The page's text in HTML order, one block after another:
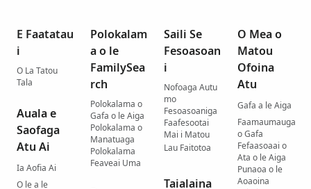
E Faatatau
i
O La Tatou
Tala
Auala e
Saofaga
Atu Ai
Ia Aofia Ai
O le a le
Polokalam
a o le
FamilySea
rch
Polokalama o
Gafa o le Aiga
Polokalama o
Manatuaga
Polokalama
Feaveai Uma
Saili Se
Fesoasoan
i
Nofoaga Autu
mo
Fesoasoaniga
Faafesootai
Mai i Matou
Lau Faitotoa
Taialaina
O Mea o
Matou
Ofoina
Atu
Gafa a le Aiga
Faamaumauga
o Gafa
Fefaasoaai o
Ata o le Aiga
Punaoa o le
Aoaoina